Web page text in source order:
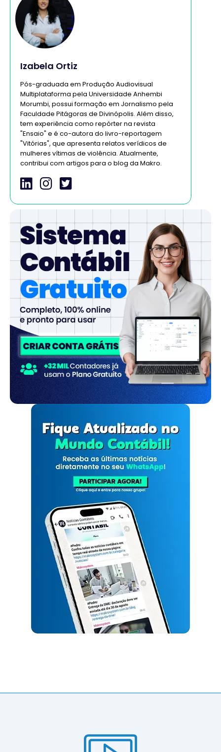
Izabela Ortiz
Pós-graduada em Produção Audiovisual
Multiplataforma pela Universidade Anhembi
Morumbi, possui formação em Jornalismo pela
Faculdade Pitágoras de Divinópolis. Além disso,
tem experiência como repórter na revista
"Ensaio" e é co-autora do livro-reportagem
"Vitórias", que apresenta relatos verídicos de
mulheres vítimas de violência. Atualmente,
contribui com artigos para o blog da Makro.